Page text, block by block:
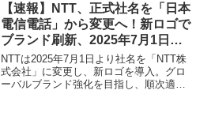
【速報】NTT、正式社名を「日本
電信電話」から変更へ！新ロゴで
ブランド刷新、2025年7月1日よ
り順次適用
NTTは2025年7月1日より社名を「NTT株
式会社」に変更し、新ロゴを導入。グロ
ーバルブランド強化を目指し、順次適用